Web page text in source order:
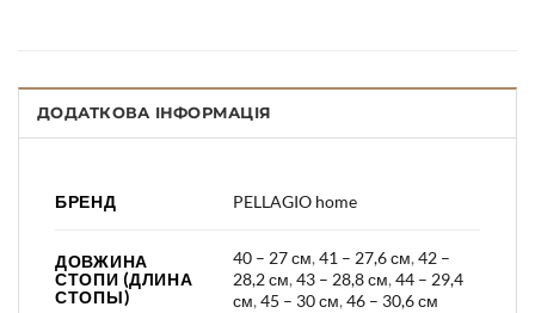
ДОДАТКОВА ІНФОРМАЦІЯ
БРЕНД PELLAGIO home
ДОВЖИНА
СТОПИ (ДЛИНА
СТОПЫ)
40 – 27 см,41 – 27,6 см,42 –
28,2 см,43 – 28,8 см,44 – 29,4
см,45 – 30 см,46 – 30,6 см